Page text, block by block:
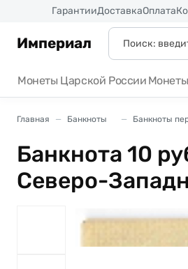
ГарантииДоставкаОплата
Империал
Монеты Царской России
Главная Банкноты Банкноты
Банкнота 10
Северо-